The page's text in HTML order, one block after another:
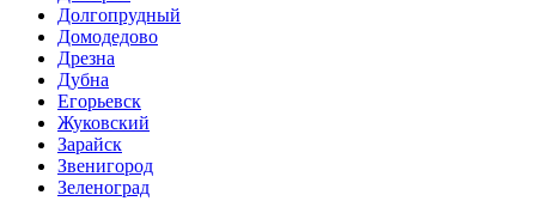
Долгопрудный
Домодедово
Дрезна
Дубна
Егорьевск
Жуковский
Зарайск
Звенигород
Зеленоград